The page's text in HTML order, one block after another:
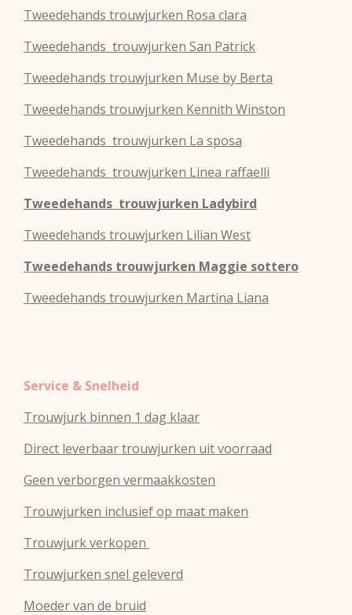
Tweedehands trouwjurken Rosa clara
Tweedehands trouwjurken San Patrick
Tweedehands trouwjurken Muse by Berta
Tweedehands trouwjurken Kennith Winston
Tweedehands trouwjurken La sposa
Tweedehands trouwjurken Linea raffaelli
Tweedehands trouwjurken Ladybird
Tweedehands trouwjurken Lilian West
Tweedehands trouwjurken Maggie sottero
Tweedehands trouwjurken Martina Liana
Service & Snelheid
Trouwjurk binnen 1 dag klaar
Direct leverbaar trouwjurken uit voorraad
Geen verborgen vermaakkosten
Trouwjurken inclusief op maat maken
Trouwjurk verkopen
Trouwjurken snel geleverd
Moeder van de bruid